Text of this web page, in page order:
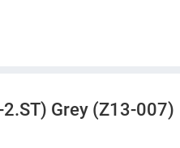
Grey (Z13-007)